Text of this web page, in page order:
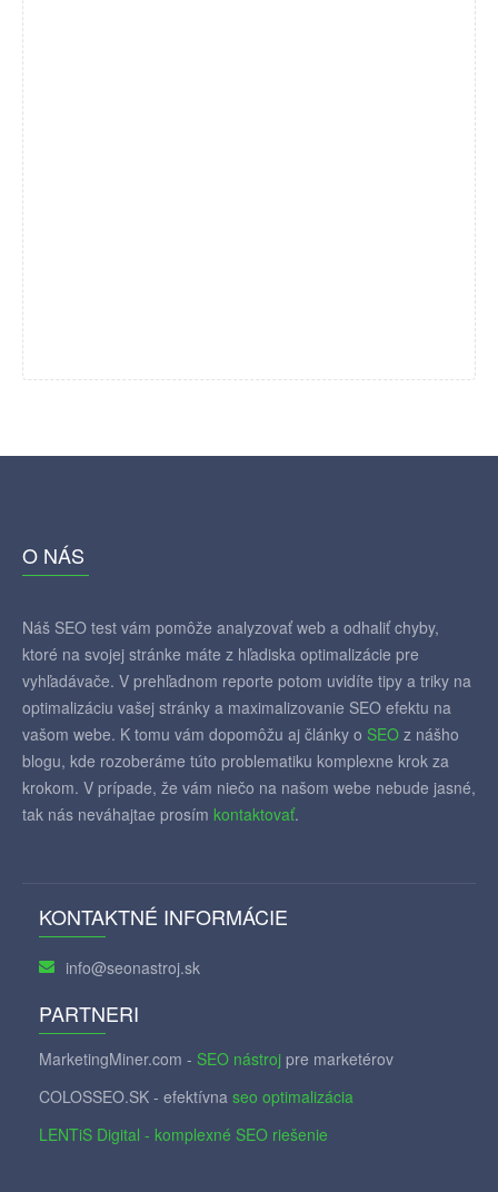
O NÁS
Náš SEO test vám pomôže analyzovať web a odhaliť chyby,
ktoré na svojej stránke máte z hľadiska optimalizácie pre
vyhľadávače. V prehľadnom reporte potom uvidíte tipy a triky na
optimalizáciu vašej stránky a maximalizovanie SEO efektu na
vašom webe. K tomu vám dopomôžu aj články o SEO z nášho
blogu, kde rozoberáme túto problematiku komplexne krok za
krokom. V prípade, že vám niečo na našom webe nebude jasné,
tak nás neváhajtae prosím kontaktovať.
KONTAKTNÉ INFORMÁCIE
info@seonastroj.sk
PARTNERI
MarketingMiner.com - SEO nástroj pre marketérov
COLOSSEO.SK - efektívna seo optimalizácia
LENTiS Digital - komplexné SEO riešenie